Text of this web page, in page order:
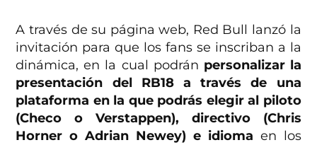
A través de su página web, Red Bull lanzó la
invitación para que los fans se inscriban a la
dinámica, en la cual podrán personalizar la
presentación del RB18 a través de una
plataforma en la que podrás elegir al piloto
(Checo o Verstappen), directivo (Chris
Horner o Adrian Newey) e idioma en los